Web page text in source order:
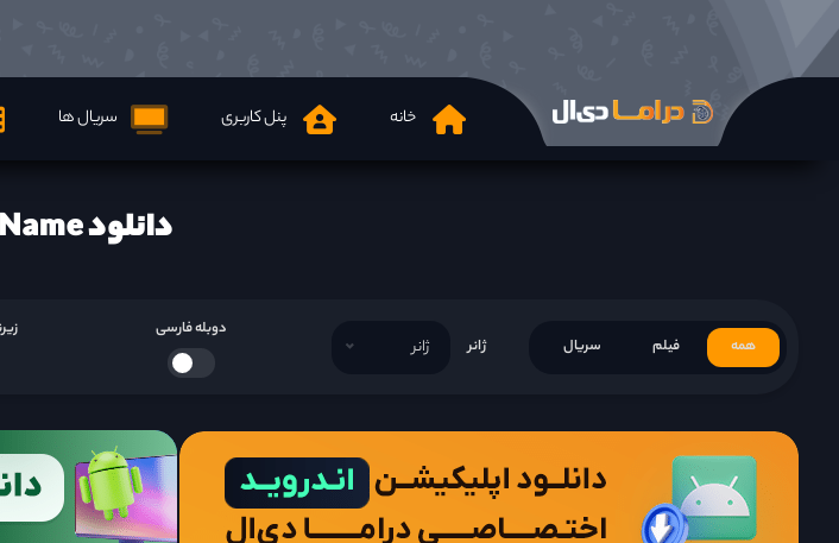
خانه پنل کاربری سریال ها
دانلود My Name ها
همه فیلم سریال ژانر ژانر
دوبله فارسی